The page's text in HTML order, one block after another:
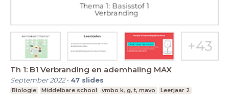
Th 1: B1 Verbranding en ademhaling MAX
September 2022- 47 slides
Biologie Middelbare school vmbo k, g, t, mavo Leerjaar 2